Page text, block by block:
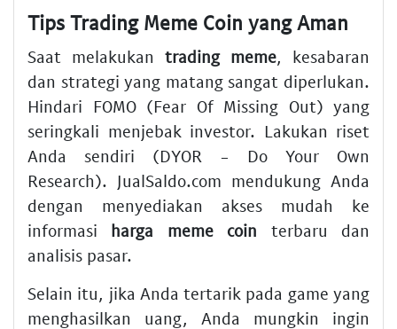
Tips Trading Meme Coin yang Aman
Saat melakukan trading meme, kesabaran
dan strategi yang matang sangat diperlukan.
Hindari FOMO (Fear Of Missing Out) yang
seringkali menjebak investor. Lakukan riset
Anda sendiri (DYOR - Do Your Own
Research). JualSaldo.com mendukung Anda
dengan menyediakan akses mudah ke
informasi harga meme coin terbaru dan
analisis pasar.
Selain itu, jika Anda tertarik pada game yang
menghasilkan uang, Anda mungkin ingin